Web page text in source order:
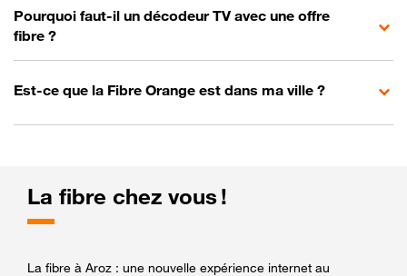
Pourquoi faut-il un décodeur TV avec une offre
fibre ?
Est-ce que la Fibre Orange est dans ma ville ?
La fibre chez vous !
La fibre à Aroz : une nouvelle expérience internet au